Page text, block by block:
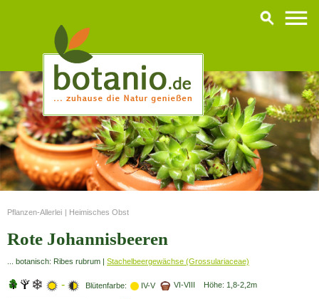
Pflanzen-Allerlei Heimisches Obst
Rote Johannisbeeren
... botanisch: Ribes rubrum | Stachelbeergewächse (Grossulariaceae)
- Blütenfarbe: IV-V VI-VIII Höhe: 1,8-2,2m